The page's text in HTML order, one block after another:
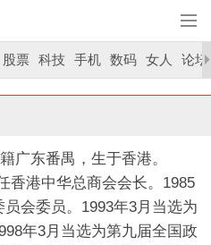
股票 科技 手机 数码 女人 论坛
广东番禺，生于香港。
香港中华总商会会长。1985
会委员。1993年3月当选为
年3月当选为第九届全国政